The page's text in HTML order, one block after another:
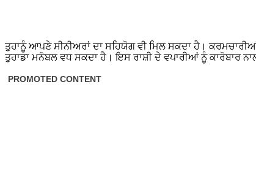
ਤੁਹਾਨੂੰ ਆਪਣੇ ਸੀਨੀਅਰਾਂ ਦਾ ਸਹਿਯੋਗ ਵੀ ਮਿਲ ਸਕਦਾ ਹੈ।
ਤੁਹਾਡਾ ਮਨੋਬਲ ਵਧ ਸਕਦਾ ਹੈ। ਇਸ ਰਾਸ਼ੀ ਦੇ ਵਪਾਰੀਆਂ ਨੂੰ ਕਾਰੋਬਾਰ